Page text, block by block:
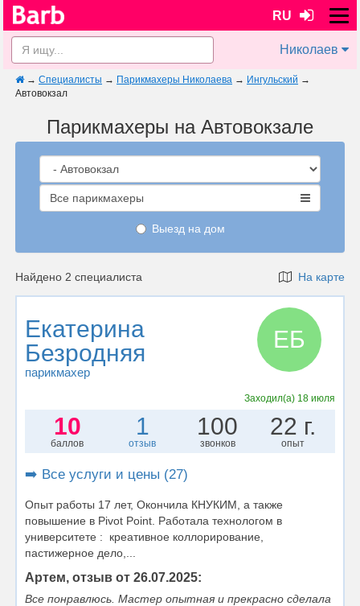
RU
Николаев
→ Специалисты → Парикмахеры Николаева → Ингульский →
Автовокзал
Парикмахеры на Автовокзале
Все парикмахеры
Выезд на дом
Найдено 2 специалиста На карте
Екатерина
Безродняя
парикмахер
ЕБ
Заходил(а) 18 июля
10
баллов
1
отзыв
100
звонков
22 г.
опыт
➡️ Все услуги и цены (27)
Опыт работы 17 лет, Окончила КНУКИМ, а также
повышение в Pivot Point. Работала технологом в
университете : креативное коллорирование,
пастижерное дело,...
Артем, отзыв от 26.07.2025:
Все понравлюсь. Мастер опытная и прекрасно сделала